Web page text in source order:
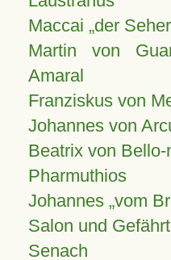
Maccai „der
Martin von
Amaral
Franziskus von
Johannes von
Beatrix von Bello-
Pharmuthios
Johannes vom
Salon und
Senach